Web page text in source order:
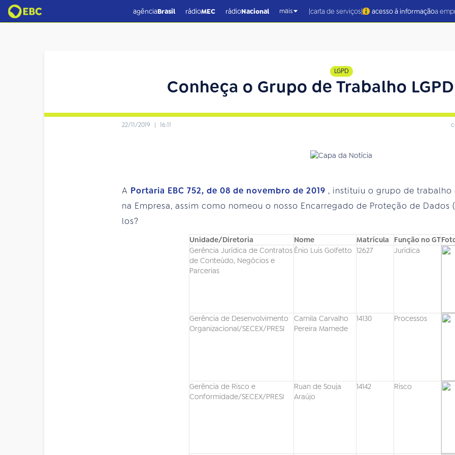
agênciaBrasil rádioMEC rádioNacional mais |carta de serviços| acesso à informaçãoa
LGPD
Conheça o Grupo de Trabalho
22/11/2019 | 16:11
A Portaria EBC 752, de 08 de novembro de 2019 , instituiu o grupo de trabalho
na Empresa, assim como nomeou o nosso Encarregado de Proteção de Dados
los?
Unidade/Diretoria Nome Matrícula Função no GT
Gerência Jurídica de Contratos
de Conteúdo, Negócios e
Parcerias
Ênio Luis Golfetto 12627 Jurídica
Gerência de Desenvolvimento
Organizacional/SECEX/PRESI
Camila Carvalho
Pereira Mamede
14130 Processos
Gerência de Risco e
Conformidade/SECEX/PRESI
Ruan de Souja
Araújo
14142 Risco